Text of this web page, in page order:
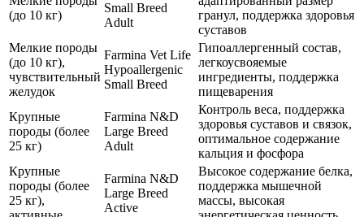
(до 10 кг)
Small Breed
Adult
гранул, поддержка здоровья
суставов
Мелкие породы
(до 10 кг),
чувствительный
желудок
Farmina Vet Life
Hypoallergenic
Small Breed
Гипоаллергенный состав,
легкоусвояемые
ингредиенты, поддержка
пищеварения
Крупные
породы (более
25 кг)
Farmina N&D
Large Breed
Adult
Контроль веса, поддержка
здоровья суставов и связок,
оптимальное содержание
кальция и фосфора
Крупные
породы (более
25 кг),
Farmina N&D
Large Breed
Active
Высокое содержание белка,
поддержка мышечной
массы, высокая